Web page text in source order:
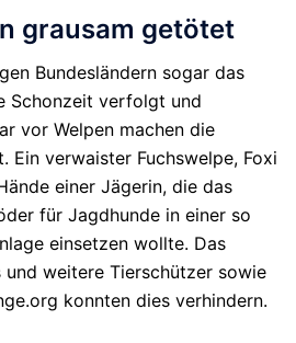
grausam getötet
Bundesländern sogar das
Schonzeit verfolgt und
vor Welpen machen die
Ein verwaister Fuchswelpe, Foxi
einer Jägerin, die das
für Jagdhunde in einer so
einsetzen wollte. Das
und weitere Tierschützer sowie
konnten dies verhindern.